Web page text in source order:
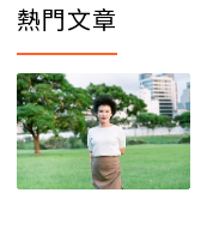
熱門文章